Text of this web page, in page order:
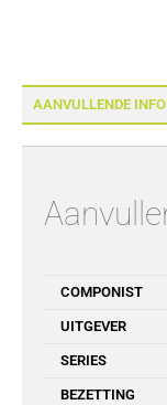
AANVULLENDE
COMPONIST
UITGEVER
SERIES
BEZETTING